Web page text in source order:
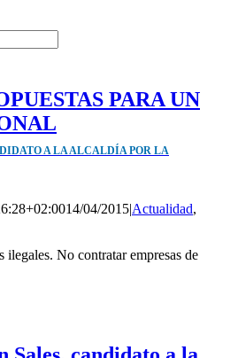
PARA UN
A LA ALCALDÍA POR LA
14/04/2015|Actualidad,
No contratar empresas de